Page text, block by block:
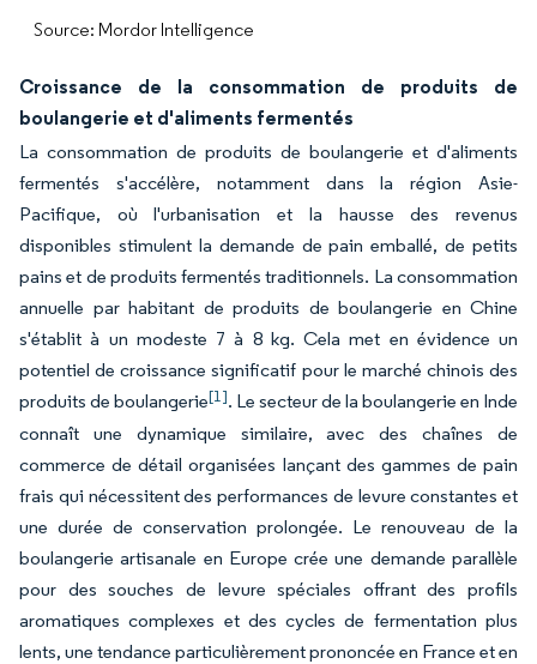
Source: Mordor Intelligence
Croissance de la consommation de produits de
boulangerie et d'aliments fermentés
La consommation de produits de boulangerie et d'aliments
fermentés s'accélère, notamment dans la région Asie-
Pacifique, où l'urbanisation et la hausse des revenus
disponibles stimulent la demande de pain emballé, de petits
pains et de produits fermentés traditionnels. La consommation
annuelle par habitant de produits de boulangerie en Chine
s'établit à un modeste 7 à 8 kg. Cela met en évidence un
potentiel de croissance significatif pour le marché chinois des
produits de boulangerie[1]. Le secteur de la boulangerie en Inde
connaît une dynamique similaire, avec des chaînes de
commerce de détail organisées lançant des gammes de pain
frais qui nécessitent des performances de levure constantes et
une durée de conservation prolongée. Le renouveau de la
boulangerie artisanale en Europe crée une demande parallèle
pour des souches de levure spéciales offrant des profils
aromatiques complexes et des cycles de fermentation plus
lents, une tendance particulièrement prononcée en France et en